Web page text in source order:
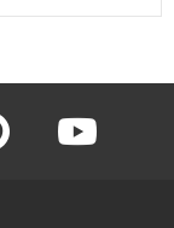
pinterest youtube